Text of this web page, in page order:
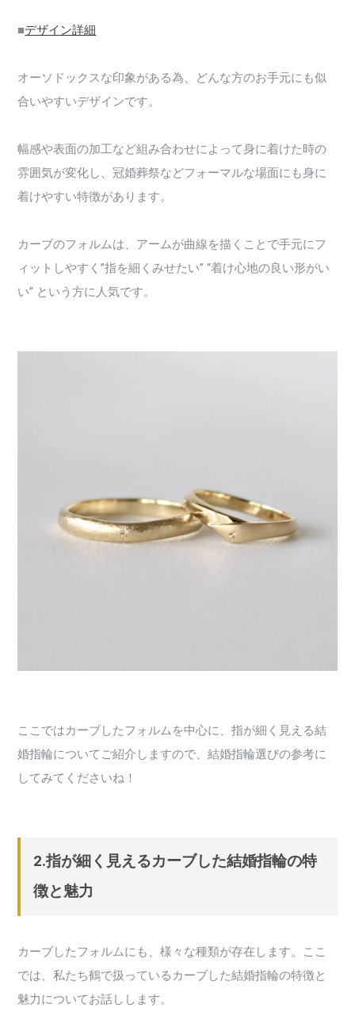
■デザイン詳細
オーソドックスな印象がある為、どんな方のお手元にも似
合いやすいデザインです。
幅感や表面の加工など組み合わせによって身に着けた時の
雰囲気が変化し、冠婚葬祭などフォーマルな場面にも身に
着けやすい特徴があります。
カーブのフォルムは、アームが曲線を描くことで手元にフ
ィットしやすく”指を細くみせたい” “着け心地の良い形がい
い” という方に人気です。
ここではカーブしたフォルムを中心に、指が細く見える結
婚指輪についてご紹介しますので、結婚指輪選びの参考に
してみてくださいね！
2.指が細く見えるカーブした結婚指輪の特
徴と魅力
カーブしたフォルムにも、様々な種類が存在します。ここ
では、私たち鶴で扱っているカーブした結婚指輪の特徴と
魅力についてお話しします。